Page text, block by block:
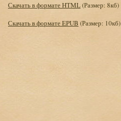
Скачать в формате HTML(Размер: 8кб)
Скачать в формате EPUB (Размер: 10кб)